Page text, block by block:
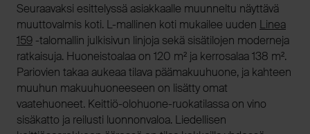
Seuraavaksi esittelyssä asiakkaalle muunneltu näyttävä
muuttovalmis koti. L-mallinen koti mukailee uuden Linea
159 -talomallin julkisivun linjoja sekä sisätilojen moderneja
ratkaisuja. Huoneistoalaa on 120 m² ja kerrosalaa 138 m².
Pariovien takaa aukeaa tilava päämakuuhuone, ja kahteen
muuhun makuuhuoneeseen on lisätty omat
vaatehuoneet. Keittiö-olohuone-ruokatilassa on vino
sisäkatto ja reilusti luonnonvaloa. Liedellisen